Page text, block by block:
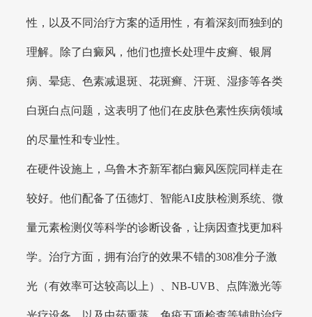
性，以及不同治疗方案的适用性，有着深刻而独到的
理解。除了白癜风，他们也擅长处理牛皮癣、银屑
病、晕痣、色素减退斑、花斑癣、汗斑、湿疹等各类
白斑白点问题，这表明了他们在皮肤色素性疾病领域
的尽量性和专业性。
在硬件设施上，乌鲁木齐新军都白癜风医院同样走在
较好。他们配备了伍德灯、智能AI皮肤检测系统、微
量元素检测仪等科学的诊断设备，让病因查找更加科
学。治疗方面，拥有治疗的效果不错的308准分子激
光（有效率可达较高以上）、NB-UVB、点阵激光等